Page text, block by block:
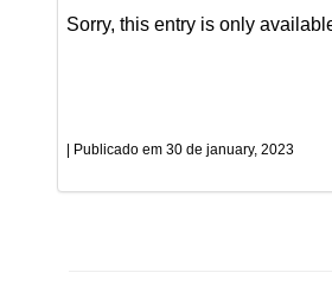
Sorry, this entry is only
30 de january, 2023